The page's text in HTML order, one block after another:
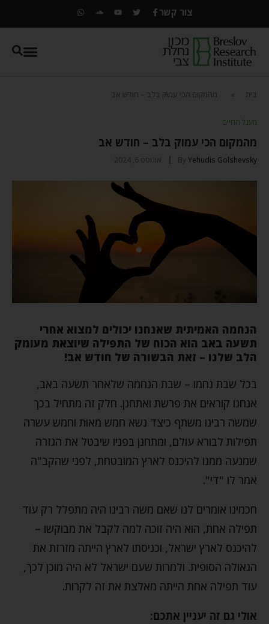
צור קשר
» מהמקום הכי עמוק בלב – חודש אב
מעגל החיים
מהמקום הכי עמוק בלב – חודש אב
ByYehudis Golshevsky אוגוסט 6, 2024
הנחמה האמיתית שאנחנו יכולים למצוא אחרי
תשעה באב הוא הכוח של התפילה שיוצאת מעומק
הלב שלנו – זאת הבשורה של חודש אב!
בכל שבת נחמו – שבת הנחמה שלאחר תשעה באב,
אנחנו קוראים את פרשת ואתחנן. חלק זה מתחיל בכך
שמשה רבינו משתף כיצד נשא חמש מאות וחמש עשרה
תפילות לבורא עולם, ומתחנן בפניו שיבטל את הגזרה
שמנעה ממנו להיכנס לארץ המובטחת, לפני שהקב"ה
אמר לו "די".
חכמינו אומרים לנו שאם משה רבינו היה מתפלל רק עוד
תפילה אחת, הוא היה זוכה למה לקבל את מבוקשו –
להיכנס לארץ ישראל, וכניסתו לארץ הייתה מזרזת את
הגאולה הסופית. ולמרות שעם ישראל לא היה מוכן לכך,
עוד תפילה אחת הייתה מאלצת את זה לקרות.
אולי גם זה יעניין אתכם: